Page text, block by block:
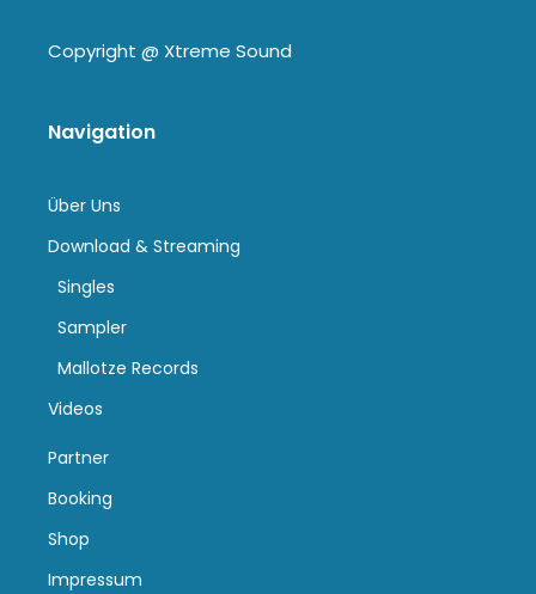
Copyright @ Xtreme Sound
Navigation
Über Uns
Download & Streaming
Singles
Sampler
Mallotze Records
Videos
Partner
Booking
Shop
Impressum